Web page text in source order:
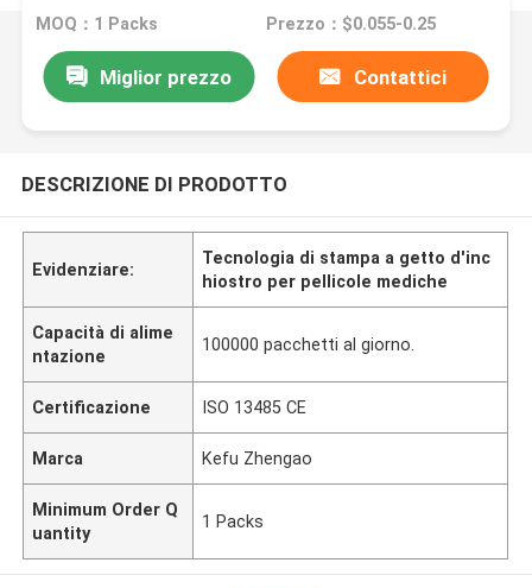
dpi
MOQ：1 Packs Prezzo：$0.055-0.25
Miglior prezzo Contattici
DESCRIZIONE DI PRODOTTO
Evidenziare:
Tecnologia di stampa a getto d'inc
hiostro per pellicole mediche
Capacità di alime
ntazione
100000 pacchetti al giorno.
Certificazione ISO 13485 CE
Marca Kefu Zhengao
Minimum Order Q
uantity
1 Packs